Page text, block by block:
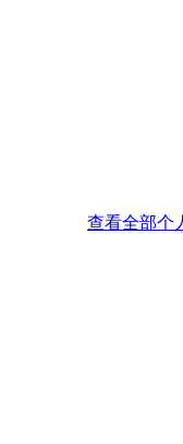
查看全部个